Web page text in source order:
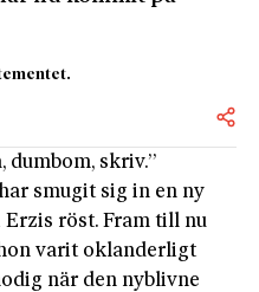
dumbom, skriv.”
smugit sig in en ny
Erzis röst. Fram till nu
varit oklanderligt
när den nyblivne